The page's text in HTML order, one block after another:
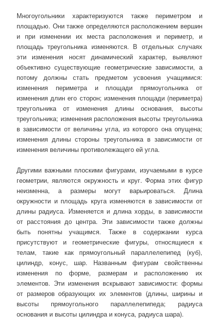
Многоугольники характеризуются также периметром и
площадью. Они также определяются расположением вершин
и при изменении их места расположения и периметр, и
площадь треугольника изменяются. В отдельных случаях
эти изменения носят динамический характер, выявляют
объективно существующие геометрические зависимости, а
потому должны стать предметом усвоения учащимися:
изменения периметра и площади прямоугольника от
изменения длин его сторон; изменения площади (периметра)
треугольника от изменения длины основания, высоты
треугольника; изменения расположения высоты треугольника
в зависимости от величины угла, из которого она опущена;
изменения длины стороны треугольника в зависимости от
изменения величины противолежащего ей угла.
Другими важными плоскими фигурами, изучаемыми в курсе
геометрии, являются окружность и круг. Форма этих фигур
неизменна, а размеры могут варьироваться. Длина
окружности и площадь круга изменяются в зависимости от
длины радиуса. Изменяется и длина хорды, в зависимости
от расстояния до центра. Эти зависимости также должны
быть понятны учащимся. Также в содержании курса
присутствуют и геометрические фигуры, относящиеся к
телам, такие как прямоугольный параллелепипед (куб),
цилиндр, конус, шар. Названным фигурам свойственны
изменения по форме, размерам и расположению их
элементов. Эти изменения вскрывают зависимости: формы
от размеров образующих их элементов (длины, ширины и
высоты прямоугольного параллелепипеда; радиуса
основания и высоты цилиндра и конуса, радиуса шара).